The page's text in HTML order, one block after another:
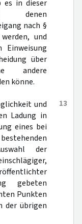
es in dieser
denen
nach §
und
Einweisung
über
andere
könne.
13
und
Ladung in
eines bei
der
gebeten
Punkten
der übrigen